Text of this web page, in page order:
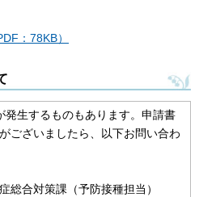
：78KB）
生するものもあります。申請書
ございましたら、以下お問い合わ
総合対策課（予防接種担当）